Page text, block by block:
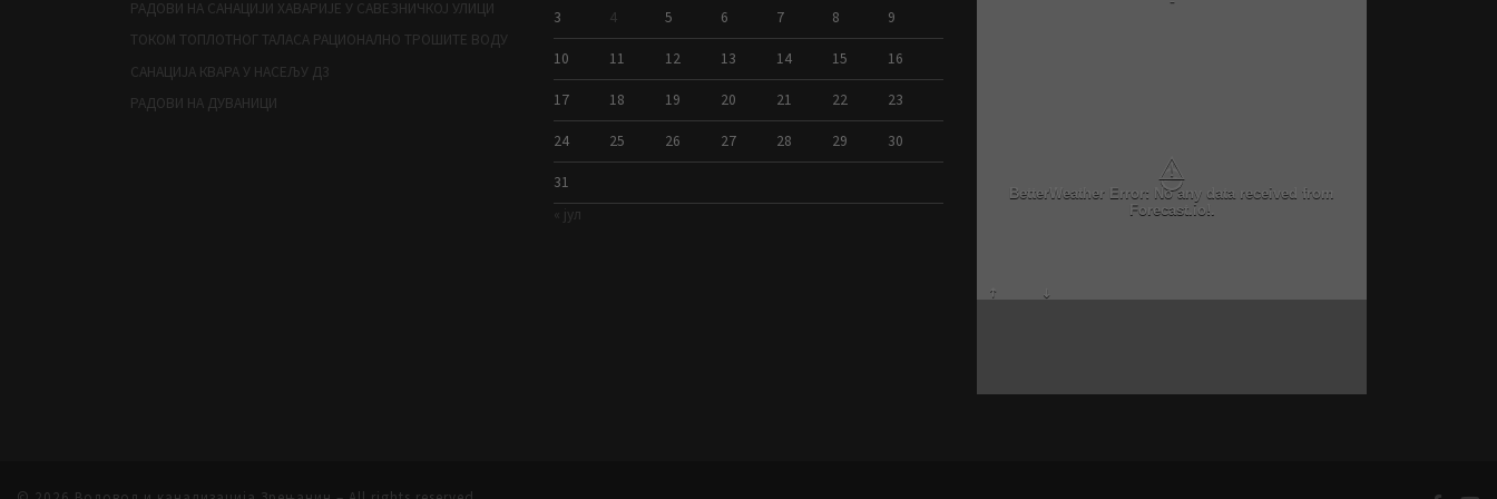
РАДОВИ НА САНАЦИЈИ ХАВАРИЈЕ У САВЕЗНИЧКОЈ УЛИЦИ
ТОКОМ ТОПЛОТНОГ ТАЛАСА РАЦИОНАЛНО ТРОШИТЕ ВОДУ
САНАЦИЈА КВАРА У НАСЕЉУ Д3
РАДОВИ НА ДУВАНИЦИ
3 4 5 6 7 8 9
10 11 12 13 14 15 16
17 18 19 20 21 22 23
24 25 26 27 28 29 30
31
« јул
⚠
BetterWeather Error: No any data received from
Forecast.io!.